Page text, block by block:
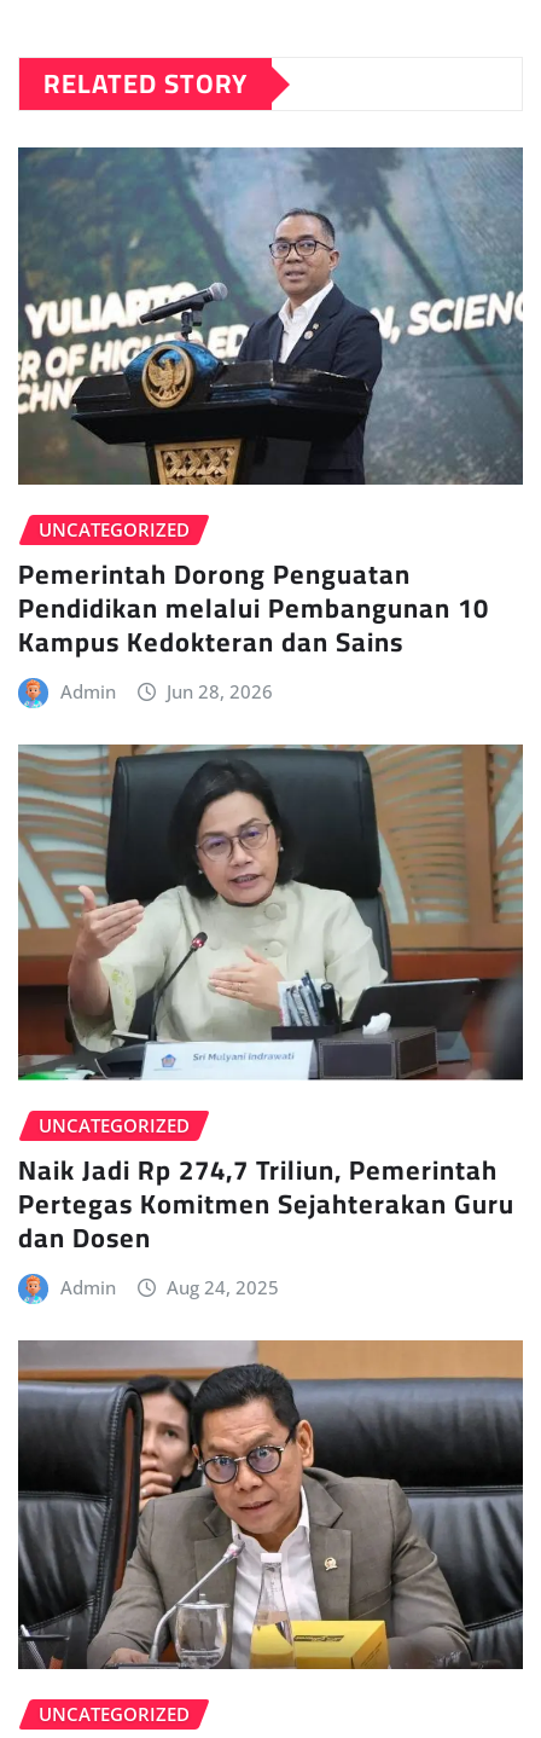
RELATED STORY
UNCATEGORIZED
Pemerintah Dorong Penguatan
Pendidikan melalui Pembangunan 10
Kampus Kedokteran dan Sains
Admin Jun 28, 2026
UNCATEGORIZED
Naik Jadi Rp 274,7 Triliun, Pemerintah
Pertegas Komitmen Sejahterakan Guru
dan Dosen
Admin Aug 24, 2025
UNCATEGORIZED